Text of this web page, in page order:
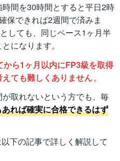
間を30時間とすると平日2時
保できれば2週間で済みま
しても、同じペース1ヶ月半
になります。
から1ヶ月以内にFP3級を取得
ても難しくありません。
取れないという方でも、毎
れば確実に合格できるはず
下の記事で詳しく解説して